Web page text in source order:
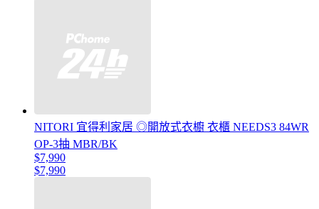
NITORI 宜得利家居 ◎開放式衣櫥 衣櫃 NEEDS3 84WR
OP-3抽 MBR/BK
$7,990
$7,990